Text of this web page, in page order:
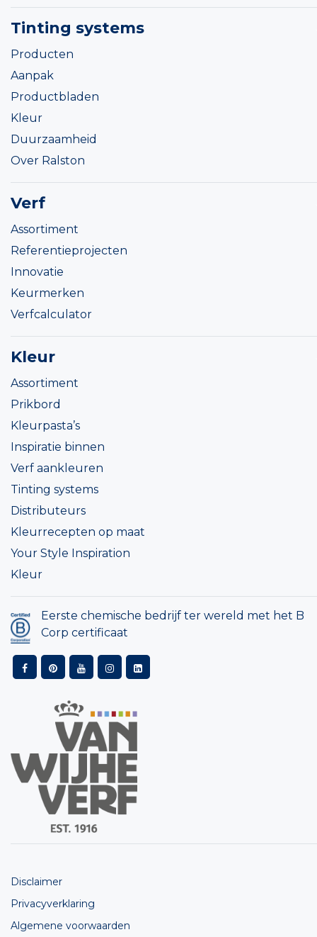
Tinting systems
Producten
Aanpak
Productbladen
Kleur
Duurzaamheid
Over Ralston
Verf
Assortiment
Referentieprojecten
Innovatie
Keurmerken
Verfcalculator
Kleur
Assortiment
Prikbord
Kleurpasta’s
Inspiratie binnen
Verf aankleuren
Tinting systems
Distributeurs
Kleurrecepten op maat
Your Style Inspiration
Kleur
Eerste chemische bedrijf ter wereld met het B
Corp certificaat
Disclaimer
Privacyverklaring
Algemene voorwaarden